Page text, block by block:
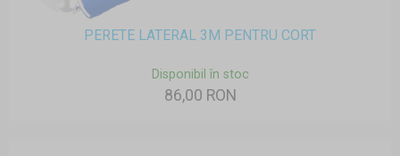
PERETE LATERAL 3M PENTRU CORT
Disponibil în stoc
86,00 RON